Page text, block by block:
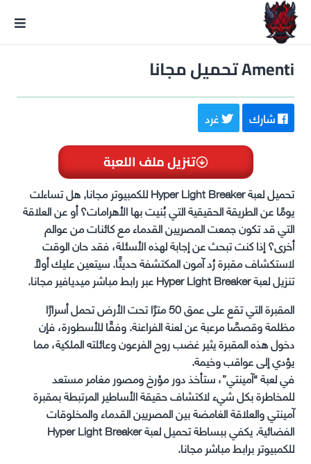
Amenti تحميل مجانا
شارك غرد
تنزيل ملف اللعبة
تحميل لعبة Hyper Light Breaker للكمبيوتر مجانا, هل تساءلت
يومًا عن الطريقة الحقيقية التي بُنيت بها الأهرامات؟ أو عن العلاقة
التي قد تكون جمعت المصريين القدماء مع كائنات من عوالم
أخرى؟ إذا كنت تبحث عن إجابة لهذه الأسئلة، فقد حان الوقت
لاستكشاف مقبرة رُد آمون المكتشفة حديثًا. سيتعين عليك أولاً
تنزيل لعبة Hyper Light Breaker عبر رابط مباشر ميديافير مجانا.
المقبرة التي تقع على عمق 50 مترًا تحت الأرض تحمل أسرارًا
مظلمة وقصصًا مرعبة عن لعنة الفراعنة. وفقًا للأسطورة، فإن
دخول هذه المقبرة يثير غضب روح الفرعون وعائلته الملكية، مما
يؤدي إلى عواقب وخيمة.
في لعبة “آمينتي”، ستأخذ دور مؤرخ ومصور مغامر مستعد
للمخاطرة بكل شيء لاكتشاف حقيقة الأساطير المرتبطة بمقبرة
آمينتي والعلاقة الغامضة بين المصريين القدماء والمخلوقات
الفضائية. يكفي ببساطة تحميل لعبة Hyper Light Breaker
للكمبيوتر برابط مباشر مجانا.